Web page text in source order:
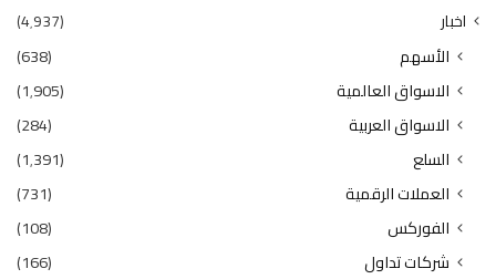
اخبار (4٬937)
الأسهم
(638)
الاسواق العالمية
(1٬905)
الاسواق العربية
(284)
السلع
(1٬391)
العملات الرقمية
(731)
الفوركس
(108)
شركات تداول
(166)